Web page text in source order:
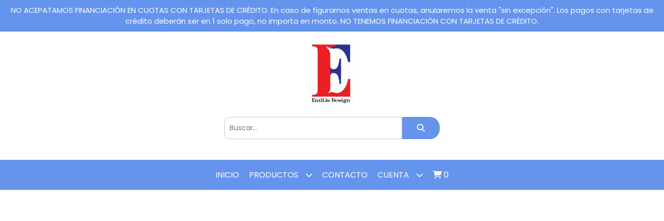
NO ACEPATAMOS FINANCIACIÓN EN CUOTAS CON TARJETAS DE CRÉDITO. En caso de figurarnos ventas en cuotas, anularemos la venta "sin excepción". Los pagos con tarjetas de
crédito deberán ser en 1 solo pago, no importa en monto. NO TENEMOS FINANCIACIÓN CON TARJETAS DE CRÉDITO.
INICIO PRODUCTOS CONTACTO CUENTA 0